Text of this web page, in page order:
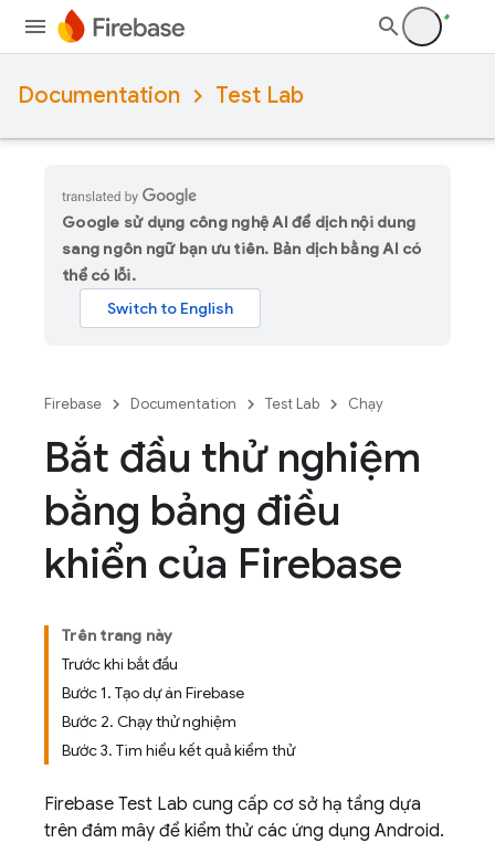
Documentation Test Lab
Google sử dụng công nghệ AI để dịch nội dung
sang ngôn ngữ bạn ưu tiên. Bản dịch bằng AI có
thể có lỗi.
Firebase Documentation Test Lab Chạy
Bắt đầu thử nghiệm
bằng bảng điều
khiển của Firebase
Trên trang này
Trước khi bắt đầu
Bước 1. Tạo dự án Firebase
Bước 2. Chạy thử nghiệm
Bước 3. Tìm hiểu kết quả kiểm thử
Firebase Test Lab cung cấp cơ sở hạ tầng dựa
trên đám mây để kiểm thử các ứng dụng Android.